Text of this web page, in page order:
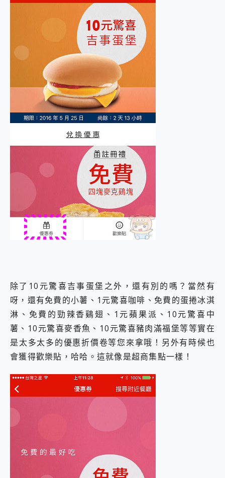
除了10元驚喜吉事蛋堡之外，還有別的嗎？當然有
呀，還有免費的小薯、1元驚喜咖啡、免費的蛋捲冰淇
淋、免費的勁辣香鷄翅、1元蘋果派、10元驚喜中
薯、10元驚喜麥香魚、10元驚喜豬肉滿福堡等等實在
是太多太多的優惠折價卷等您來拿哦！另外有時候也
會獲得歡樂貼，哈哈。這就像是超商集點一樣！